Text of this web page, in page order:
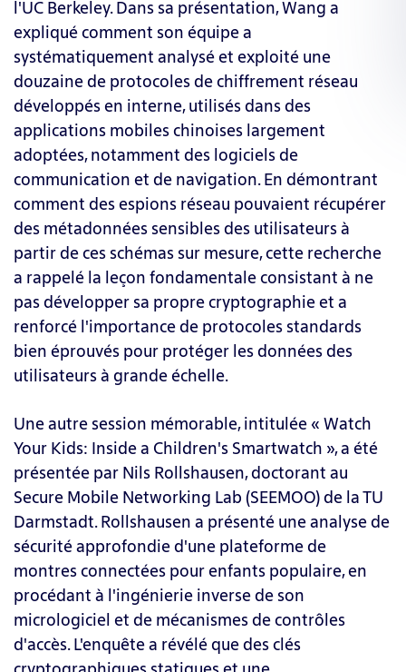
l'UC Berkeley. Dans sa présentation, Wang a
expliqué comment son équipe a
systématiquement analysé et exploité une
douzaine de protocoles de chiffrement réseau
développés en interne, utilisés dans des
applications mobiles chinoises largement
adoptées, notamment des logiciels de
communication et de navigation. En démontrant
comment des espions réseau pouvaient récupérer
des métadonnées sensibles des utilisateurs à
partir de ces schémas sur mesure, cette recherche
a rappelé la leçon fondamentale consistant à ne
pas développer sa propre cryptographie et a
renforcé l'importance de protocoles standards
bien éprouvés pour protéger les données des
utilisateurs à grande échelle.
Une autre session mémorable, intitulée « Watch
Your Kids: Inside a Children's Smartwatch », a été
présentée par Nils Rollshausen, doctorant au
Secure Mobile Networking Lab (SEEMOO) de la TU
Darmstadt. Rollshausen a présenté une analyse de
sécurité approfondie d'une plateforme de
montres connectées pour enfants populaire, en
procédant à l'ingénierie inverse de son
micrologiciel et de mécanismes de contrôles
d'accès. L'enquête a révélé que des clés
cryptographiques statiques et une